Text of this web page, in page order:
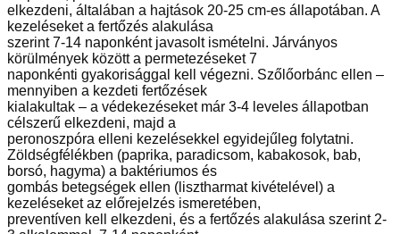
elkezdeni, általában a hajtások 20-25 cm-es állapotában. A
kezeléseket a fertőzés alakulása
szerint 7-14 naponként javasolt ismételni. Járványos
körülmények között a permetezéseket 7
naponkénti gyakorisággal kell végezni. Szőlőorbánc ellen –
mennyiben a kezdeti fertőzések
kialakultak – a védekezéseket már 3-4 leveles állapotban
célszerű elkezdeni, majd a
peronoszpóra elleni kezelésekkel egyidejűleg folytatni.
Zöldségfélékben (paprika, paradicsom, kabakosok, bab,
borsó, hagyma) a baktériumos és
gombás betegségek ellen (lisztharmat kivételével) a
kezeléseket az előrejelzés ismeretében,
preventíven kell elkezdeni, és a fertőzés alakulása szerint 2-